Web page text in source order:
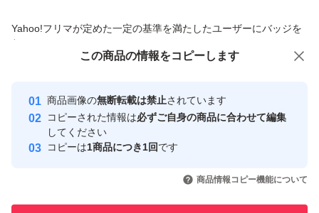
Yahoo!フリマが定めた一定の基準を満たしたユーザーにバッジを
付与しています
安心取引出品者
心・安全なユーザーです
取引実績
引を完了させた実績があります
この商品の情報をコピーします
商品画像の無断転載は禁止されています
コピーされた情報は必ずご自身の商品に合わせて編集
してください
コピーは1商品につき1回です
商品情報コピー機能について
この商品をみている人にオススメ